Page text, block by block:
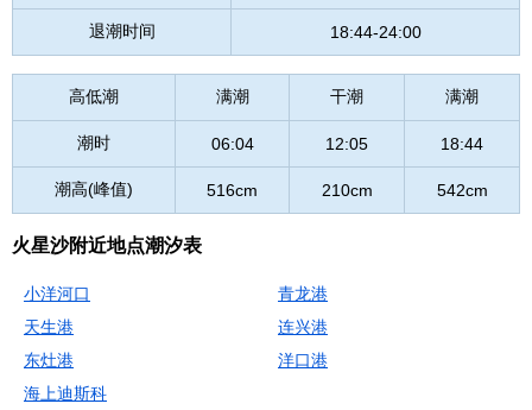
退潮时间 18:44-24:00
高低潮 满潮 干潮 满潮
潮时 06:04 12:05 18:44
潮高(峰值) 516cm 210cm 542cm
火星沙附近地点潮汐表
小洋河口
青龙港
天生港
连兴港
东灶港
洋口港
海上迪斯科